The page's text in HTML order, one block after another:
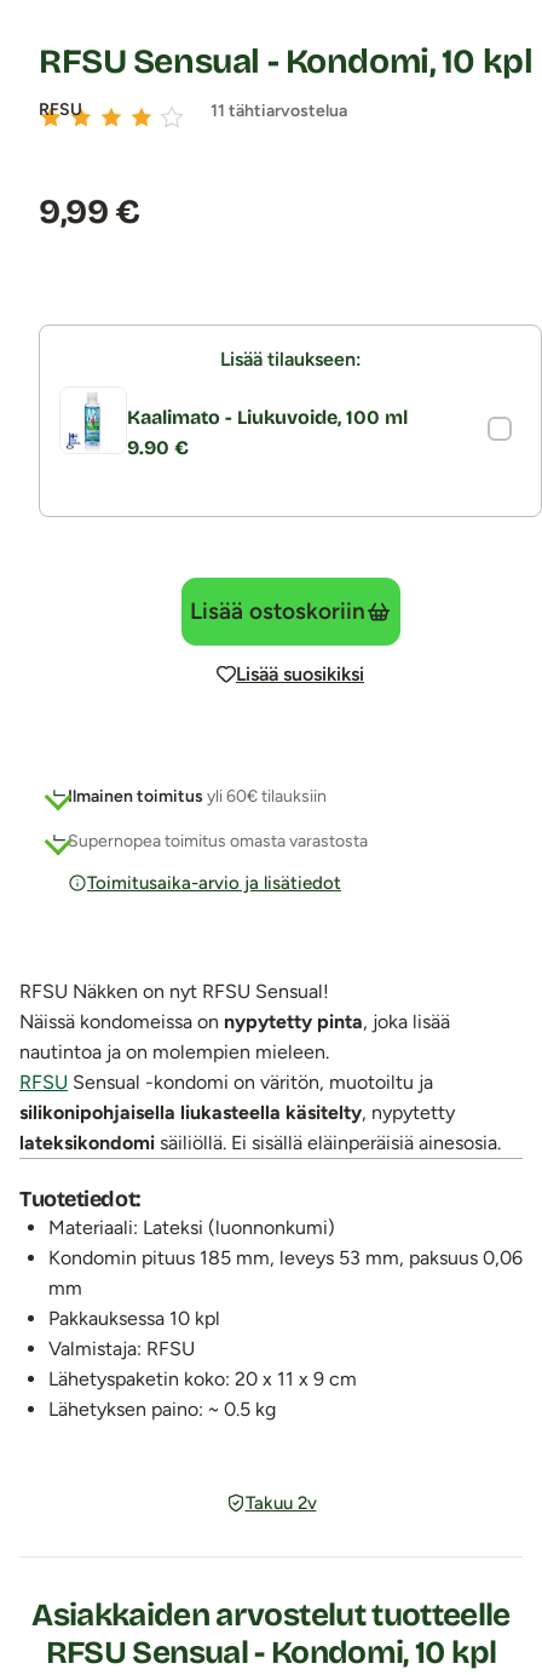
RFSU
RFSU Sensual - Kondomi, 10 kpl
11 tähtiarvostelua
Hinta:
9,99 €
Lisää tilaukseen:
Kaalimato - Liukuvoide, 100 ml
9.90 €
Lisää ostoskoriin
Lisää suosikiksi
Ilmainen toimitus yli 60€ tilauksiin
Supernopea toimitus omasta varastosta
Toimitusaika-arvio ja lisätiedot
RFSU Näkken on nyt RFSU Sensual!
Näissä kondomeissa on nypytetty pinta, joka lisää
nautintoa ja on molempien mieleen.
RFSU Sensual -kondomi on väritön, muotoiltu ja
silikonipohjaisella liukasteella käsitelty, nypytetty
lateksikondomi säiliöllä. Ei sisällä eläinperäisiä ainesosia.
Tuotetiedot:
Materiaali: Lateksi (luonnonkumi)
Kondomin pituus 185 mm, leveys 53 mm, paksuus 0,06
mm
Pakkauksessa 10 kpl
Valmistaja: RFSU
Lähetyspaketin koko: 20 x 11 x 9 cm
Lähetyksen paino: ~ 0.5 kg
Takuu 2v
Asiakkaiden arvostelut tuotteelle
RFSU Sensual - Kondomi, 10 kpl